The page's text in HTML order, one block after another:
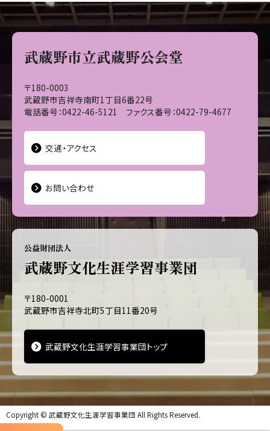
武蔵野市立武蔵野公会堂
〒180-0003
武蔵野市吉祥寺南町1丁目6番22号
電話番号：0422-46-5121 ファクス番号：0422-79-4677
交通・アクセス
お問い合わせ
公益財団法人
武蔵野文化生涯学習事業団
〒180-0001
武蔵野市吉祥寺北町5丁目11番20号
武蔵野文化生涯学習事業団トップ
Copyright © 武蔵野文化生涯学習事業団 All Rights Reserved.